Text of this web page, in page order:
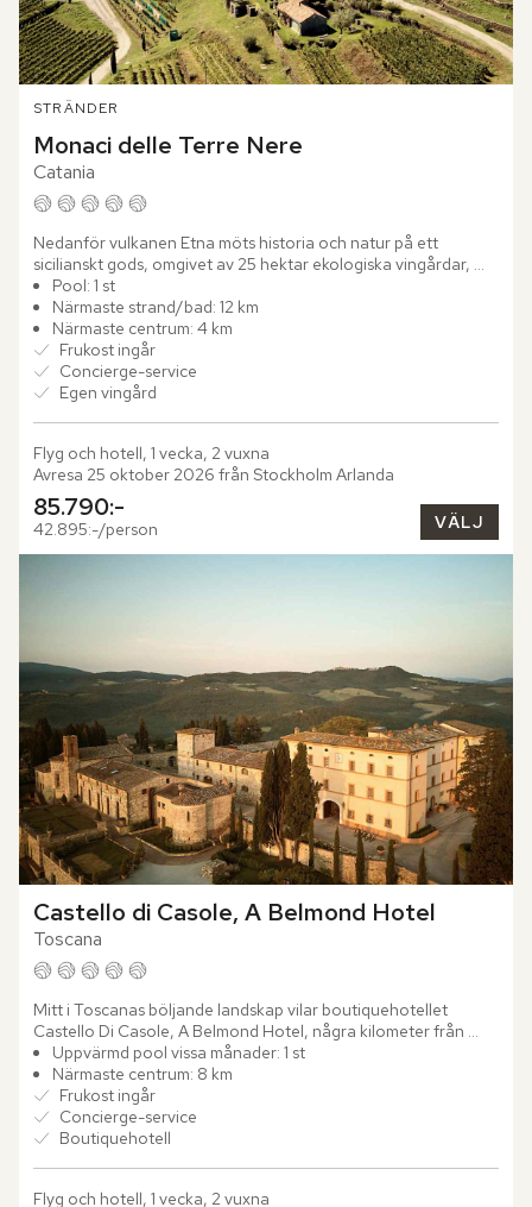
STRÄNDER
Monaci delle Terre Nere
Catania
Nedanför vulkanen Etna möts historia och natur på ett
sicilianskt gods, omgivet av 25 hektar ekologiska vingårdar,
olivlundar och fruktträd. Här har Monaci delle Terre Nere
gett...
Pool: 1 st
Närmaste strand/bad: 12 km
Närmaste centrum: 4 km
Frukost ingår
Concierge-service
Egen vingård
Flyg och hotell, 1 vecka, 2 vuxna
Avresa 25 oktober 2026 från Stockholm Arlanda
85.790:-
42.895:-/person VÄLJ
Castello di Casole, A Belmond Hotel
Toscana
Mitt i Toscanas böljande landskap vilar boutiquehotellet
Castello Di Casole, A Belmond Hotel, några kilometer från
Casole d'Elsa. Platsen bär ett jordbruksarv som sträcker sig...
Uppvärmd pool vissa månader: 1 st
Närmaste centrum: 8 km
Frukost ingår
Concierge-service
Boutiquehotell
Flyg och hotell, 1 vecka, 2 vuxna